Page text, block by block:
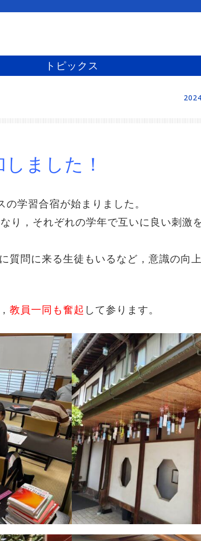
トピックス
ました！
学習合宿が始まりました。
り，それぞれの学年で互いに良い刺激
質問に来る生徒もいるなど，意識の向上
教員一同も奮起 して参ります。